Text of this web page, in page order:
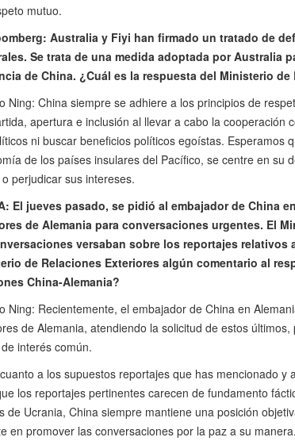
mutuo.
Australia y Fiyi han firmado un tratado de
Se trata de una medida adoptada por Australia
de China. ¿Cuál es la respuesta del Ministerio
Ning: China siempre se adhiere a los principios de
apertura e inclusión al llevar a cabo la
ni buscar beneficios políticos egoístas. Esperamos
de los países insulares del Pacífico, se centre en su
perjudicar sus intereses.
El jueves pasado, se pidió al embajador de China
de Alemania para conversaciones urgentes. El
versaban sobre los reportajes
de Relaciones Exteriores algún comentario al
China-Alemania?
Ning: Recientemente, el embajador de China en
de Alemania, atendiendo la solicitud de estos
interés común.
a los supuestos reportajes que has mencionado
los reportajes pertinentes carecen de fundamento
de Ucrania, China siempre mantiene una posición
en promover las conversaciones por la paz a su